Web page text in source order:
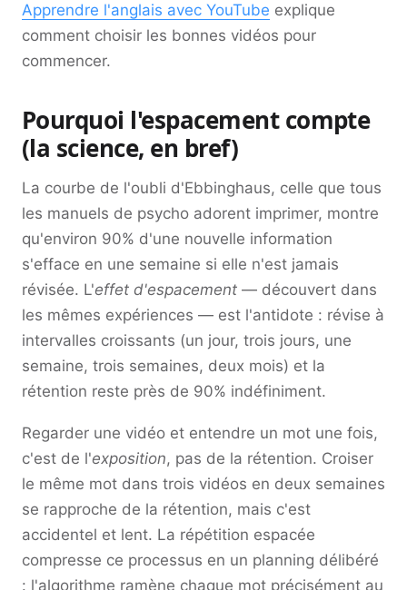
Apprendre l'anglais avec YouTube explique
comment choisir les bonnes vidéos pour
commencer.
Pourquoi l'espacement compte
(la science, en bref)
La courbe de l'oubli d'Ebbinghaus, celle que tous
les manuels de psycho adorent imprimer, montre
qu'environ 90% d'une nouvelle information
s'efface en une semaine si elle n'est jamais
révisée. L'effet d'espacement — découvert dans
les mêmes expériences — est l'antidote : révise à
intervalles croissants (un jour, trois jours, une
semaine, trois semaines, deux mois) et la
rétention reste près de 90% indéfiniment.
Regarder une vidéo et entendre un mot une fois,
c'est de l'exposition, pas de la rétention. Croiser
le même mot dans trois vidéos en deux semaines
se rapproche de la rétention, mais c'est
accidentel et lent. La répétition espacée
compresse ce processus en un planning délibéré
: l'algorithme ramène chaque mot précisément au